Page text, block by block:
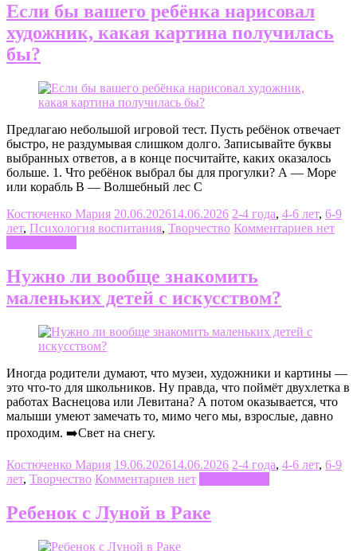
Если бы вашего ребёнка нарисовал
художник, какая картина получилась
бы?
Предлагаю небольшой игровой тест. Пусть ребёнок отвечает
быстро, не раздумывая слишком долго. Записывайте буквы
выбранных ответов, а в конце посчитайте, каких оказалось
больше. 1. Что ребёнок выбрал бы для прогулки? А — Море
или корабль B — Волшебный лес C
Костюченко Мария 20.06.202614.06.2026 2-4 года, 4-6 лет, 6-9
лет, Психология воспитания, Творчество Комментариев нет
Нужно ли вообще знакомить
маленьких детей с искусством?
Иногда родители думают, что музеи, художники и картины —
это что-то для школьников. Ну правда, что поймёт двухлетка в
работах Васнецова или Левитана? А потом оказывается, что
малыши умеют замечать то, мимо чего мы, взрослые, давно
проходим. ➡️Свет на снегу.
Костюченко Мария 19.06.202614.06.2026 2-4 года, 4-6 лет, 6-9
лет, Творчество Комментариев нет
Ребенок с Луной в Раке